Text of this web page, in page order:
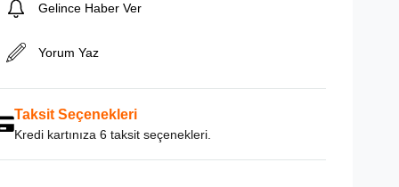
Gelince Haber Ver
Yorum Yaz
Taksit Seçenekleri
Kredi kartınıza 6 taksit seçenekleri.